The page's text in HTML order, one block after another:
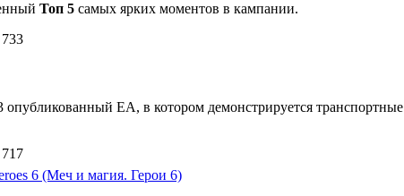
Топ 5 самых ярких моментов в кампании.
733
опубликованный EA, в котором демонстрируется транспортные
717
6 (Меч и магия. Герои 6)